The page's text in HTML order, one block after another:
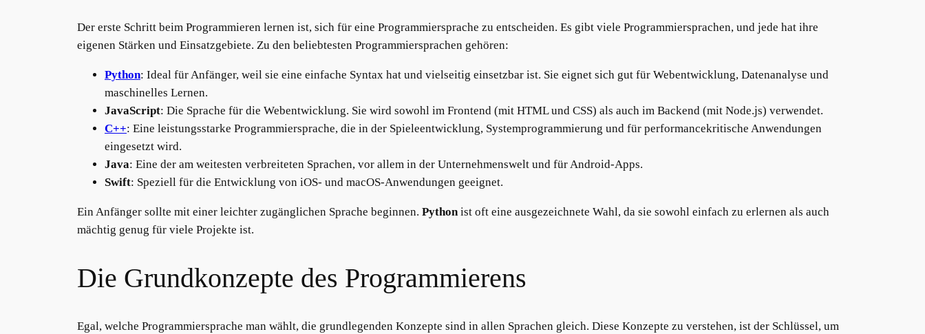
Der erste Schritt beim Programmieren lernen ist, sich für eine Programmiersprache zu entscheiden. Es gibt viele Programmiersprachen, und jede hat ihre
eigenen Stärken und Einsatzgebiete. Zu den beliebtesten Programmiersprachen gehören:
Python: Ideal für Anfänger, weil sie eine einfache Syntax hat und vielseitig einsetzbar ist. Sie eignet sich gut für Webentwicklung, Datenanalyse und
maschinelles Lernen.
JavaScript: Die Sprache für die Webentwicklung. Sie wird sowohl im Frontend (mit HTML und CSS) als auch im Backend (mit Node.js) verwendet.
C++: Eine leistungsstarke Programmiersprache, die in der Spieleentwicklung, Systemprogrammierung und für performancekritische Anwendungen
eingesetzt wird.
Java: Eine der am weitesten verbreiteten Sprachen, vor allem in der Unternehmenswelt und für Android-Apps.
Swift: Speziell für die Entwicklung von iOS- und macOS-Anwendungen geeignet.
Ein Anfänger sollte mit einer leichter zugänglichen Sprache beginnen. Pythonist oft eine ausgezeichnete Wahl, da sie sowohl einfach zu erlernen als auch
mächtig genug für viele Projekte ist.
Die Grundkonzepte des Programmierens
Egal, welche Programmiersprache man wählt, die grundlegenden Konzepte sind in allen Sprachen gleich. Diese Konzepte zu verstehen, ist der Schlüssel, um